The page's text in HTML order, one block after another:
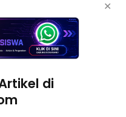
✕
di